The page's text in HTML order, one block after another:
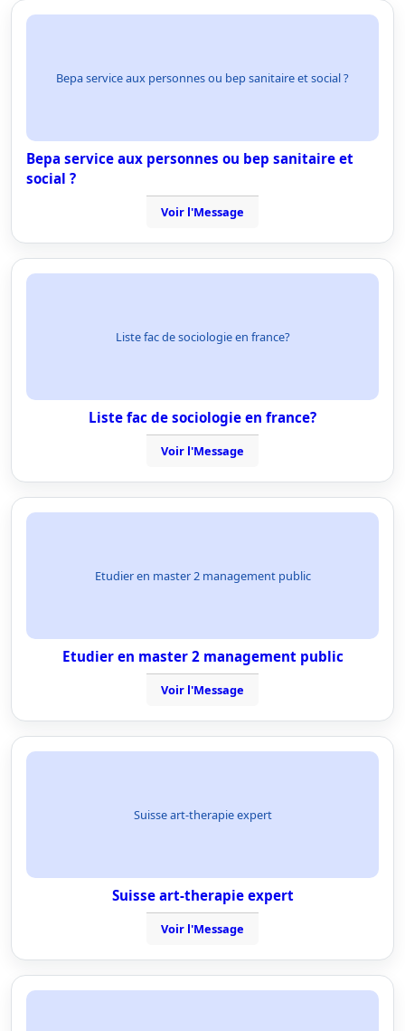
Bepa service aux personnes ou bep sanitaire et social ?
Bepa service aux personnes ou bep sanitaire et
social ?
Voir l'Message
Liste fac de sociologie en france?
Liste fac de sociologie en france?
Voir l'Message
Etudier en master 2 management public
Etudier en master 2 management public
Voir l'Message
Suisse art-therapie expert
Suisse art-therapie expert
Voir l'Message